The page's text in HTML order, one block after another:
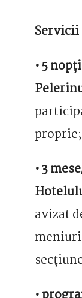
• 5
proprie;
• 3
avizat